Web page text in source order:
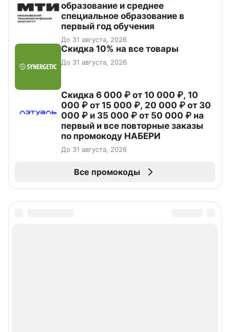
образование и среднее
специальное образование в
первый год обучения
До 31 августа, 2026
Скидка 10% на все товары
До 31 августа, 2026
Скидка 6 000 ₽ от 10 000 ₽, 10
000 ₽ от 15 000 ₽, 20 000 ₽ от 30
000 ₽ и 35 000 ₽ от 50 000 ₽ на
первый и все повторные заказы
по промокоду НАБЕРИ
До 31 августа, 2026
Все промокоды